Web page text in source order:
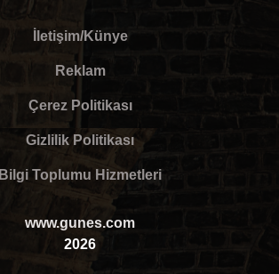
İletişim/Künye
Reklam
Çerez Politikası
Gizlilik Politikası
Bilgi Toplumu Hizmetleri
www.gunes.com
2026